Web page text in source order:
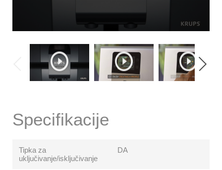
Specifikacije
Tipka za
uključivanje/isključivanje
DA